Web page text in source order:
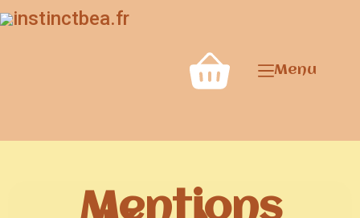
Menu
Mentions